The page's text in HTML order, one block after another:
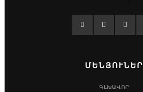
ՄԵՆՅՈՒՆԵՐ
ԳԼԽԱՎՈՐ